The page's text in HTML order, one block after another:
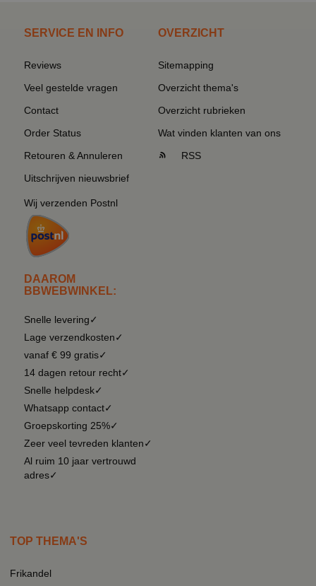
SERVICE EN INFO
Reviews
Veel gestelde vragen
Contact
Order Status
Retouren & Annuleren
Uitschrijven nieuwsbrief
Wij verzenden Postnl
DAAROM
BBWEBWINKEL:
Snelle levering✓
Lage verzendkosten✓
vanaf € 99 gratis✓
14 dagen retour recht✓
Snelle helpdesk✓
Whatsapp contact✓
Groepskorting 25%✓
Zeer veel tevreden klanten✓
Al ruim 10 jaar vertrouwd
adres✓
OVERZICHT
Sitemapping
Overzicht thema's
Overzicht rubrieken
Wat vinden klanten van ons
RSS
TOP THEMA'S
Frikandel